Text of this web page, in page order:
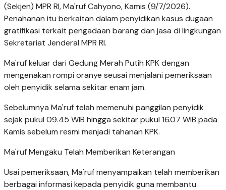
(Sekjen) MPR RI, Ma'ruf Cahyono, Kamis (9/7/2026).
Penahanan itu berkaitan dalam penyidikan kasus dugaan
gratifikasi terkait pengadaan barang dan jasa di lingkungan
Sekretariat Jenderal MPR RI.
Ma'ruf keluar dari Gedung Merah Putih KPK dengan
mengenakan rompi oranye seusai menjalani pemeriksaan
oleh penyidik selama sekitar enam jam.
Sebelumnya Ma'ruf telah memenuhi panggilan penyidik
sejak pukul 09.45 WIB hingga sekitar pukul 16.07 WIB pada
Kamis sebelum resmi menjadi tahanan KPK.
Ma'ruf Mengaku Telah Memberikan Keterangan
Usai pemeriksaan, Ma'ruf menyampaikan telah memberikan
berbagai informasi kepada penyidik guna membantu